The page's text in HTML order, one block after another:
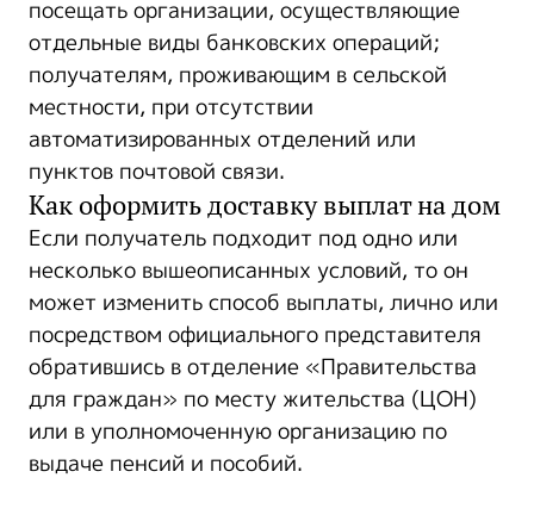
посещать организации, осуществляющие
отдельные виды банковских операций;
получателям, проживающим в сельской
местности, при отсутствии
автоматизированных отделений или
пунктов почтовой связи.
Как оформить доставку выплат на дом
Если получатель подходит под одно или
несколько вышеописанных условий, то он
может изменить способ выплаты, лично или
посредством официального представителя
обратившись в отделение «Правительства
для граждан» по месту жительства (ЦОН)
или в уполномоченную организацию по
выдаче пенсий и пособий.